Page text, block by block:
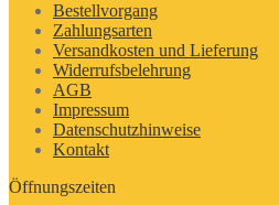
Bestellvorgang
Zahlungsarten
Versandkosten und Lieferung
Widerrufsbelehrung
AGB
Impressum
Datenschutzhinweise
Kontakt
Öffnungszeiten